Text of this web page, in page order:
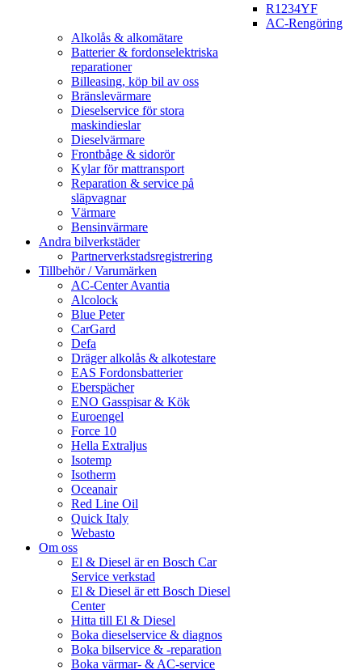
R1234YF
AC-Rengöring
Alkolås & alkomätare
Batterier & fordonselektriska
reparationer
Billeasing, köp bil av oss
Bränslevärmare
Dieselservice för stora
maskindieslar
Dieselvärmare
Frontbåge & sidorör
Kylar för mattransport
Reparation & service på
släpvagnar
Värmare
Bensinvärmare
Andra bilverkstäder
Partnerverkstadsregistrering
Tillbehör / Varumärken
AC-Center Avantia
Alcolock
Blue Peter
CarGard
Defa
Dräger alkolås & alkotestare
EAS Fordonsbatterier
Eberspächer
ENO Gasspisar & Kök
Euroengel
Force 10
Hella Extraljus
Isotemp
Isotherm
Oceanair
Red Line Oil
Quick Italy
Webasto
Om oss
El & Diesel är en Bosch Car
Service verkstad
El & Diesel är ett Bosch Diesel
Center
Hitta till El & Diesel
Boka dieselservice & diagnos
Boka bilservice & -reparation
Boka värmar- & AC-service